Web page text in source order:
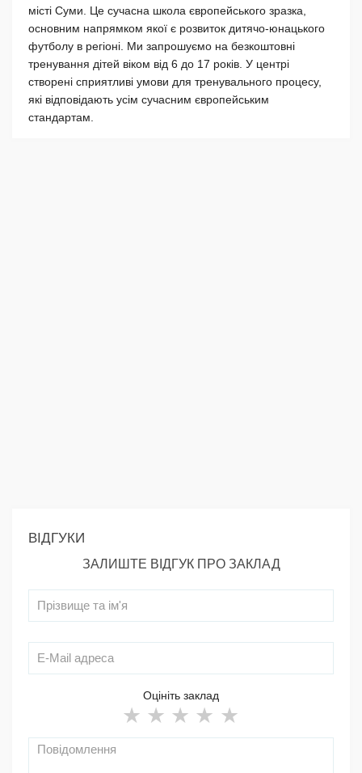
місті Суми. Це сучасна школа європейського зразка,
основним напрямком якої є розвиток дитячо-юнацького
футболу в регіоні. Ми запрошуємо на безкоштовні
тренування дітей віком від 6 до 17 років. У центрі
створені сприятливі умови для тренувального процесу,
які відповідають усім сучасним європейським
стандартам.
ВІДГУКИ
ЗАЛИШТЕ ВІДГУК ПРО ЗАКЛАД
Оцініть заклад